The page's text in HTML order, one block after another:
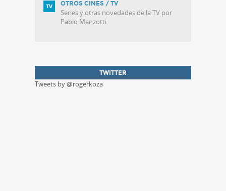
OTROS CINES / TV
Series y otras novedades de la TV por
Pablo Manzotti
TWITTER
Tweets by @rogerkoza